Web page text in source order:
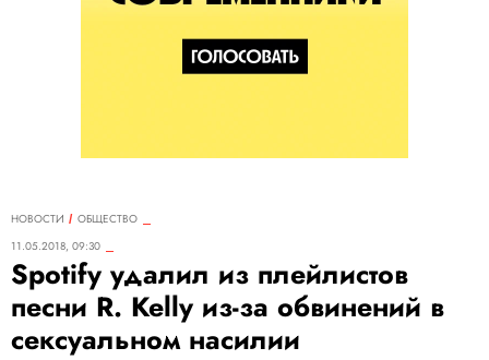
НОВОСТИ
ОБЩЕСТВО
11.05.2018, 09:30
Spotify удалил из плейлистов
песни R. Kelly из-за обвинений в
сексуальном насилии